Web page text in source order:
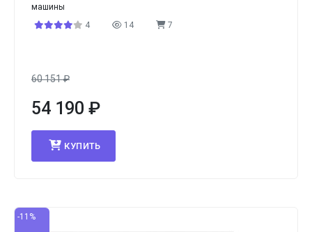
машины
4 14 7
60 151₽
54 190 ₽
КУПИТЬ
-11%